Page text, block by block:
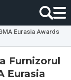
Eurasia Awards
Furnizorul
Eurasia